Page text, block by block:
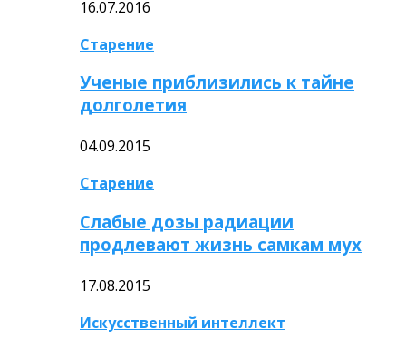
16.07.2016
Старение
Ученые приблизились к тайне
долголетия
04.09.2015
Старение
Слабые дозы радиации
продлевают жизнь самкам мух
17.08.2015
Искусственный интеллект